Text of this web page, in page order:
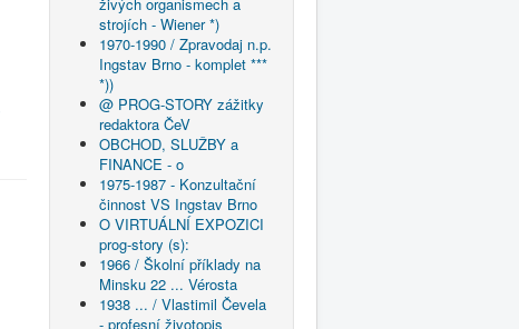
strojích - Wiener *)
1970-1990 / Zpravodaj n.p.
Ingstav Brno - komplet ***
*))
@ PROG-STORY zážitky
redaktora ČeV
OBCHOD, SLUŽBY a
FINANCE - o
1975-1987 - Konzultační
činnost VS Ingstav Brno
O VIRTUÁLNÍ EXPOZICI
prog-story (s):
1966 / Školní příklady na
Minsku 22 ... Vérosta
1938 ... / Vlastimil Čevela
- profesní životopis